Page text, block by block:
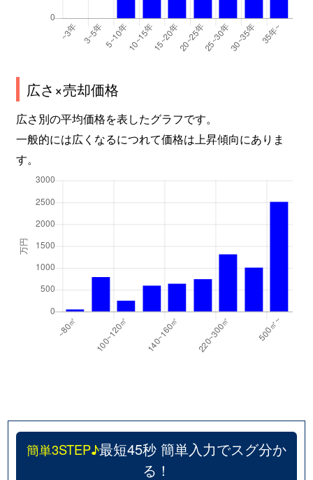
広さ×売却価格
広さ別の平均価格を表したグラフです。
一般的には広くなるにつれて価格は上昇傾向にありま
す。
簡単3STEP♪最短45秒 簡単入力でスグ分か
る！